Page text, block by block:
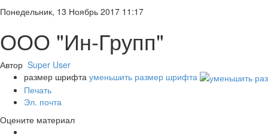
Понедельник, 13 Ноябрь 2017 11:17
ООО "Ин-Групп"
Автор Super User
размер шрифта уменьшить размер шрифта
Печать
Эл. почта
Оцените материал